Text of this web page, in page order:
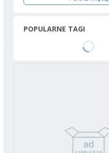
POPULARNE TAGI